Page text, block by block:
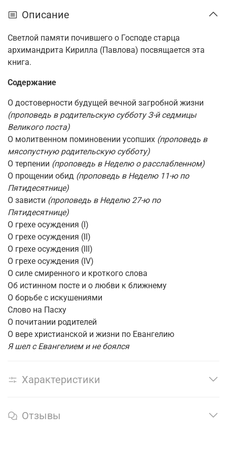
Описание
Светлой памяти почившего о Господе старца
архимандрита Кирилла (Павлова) посвящается эта
книга.
Содержание
О достоверности будущей вечной загробной жизни
(проповедь в родительскую субботу З-й седмицы
Великого поста)
О молитвенном поминовении усопших (проповедь в
мясопустную родительскую субботу)
О терпении (проповедь в Неделю о расслабленном)
О прощении обид (проповедь в Неделю 11-ю по
Пятидесятнице)
О зависти (проповедь в Неделю 27-ю по
Пятидесятнице)
О грехе осуждения (I)
О грехе осуждения (II)
О грехе осуждения (III)
О грехе осуждения (IV)
О силе смиренного и кроткого слова
Об истинном посте и о любви к ближнему
О борьбе с искушениями
Слово на Пасху
О почитании родителей
О вере христианской и жизни по Евангелию
Я шел с Евангелием и не боялся
Характеристики
Отзывы